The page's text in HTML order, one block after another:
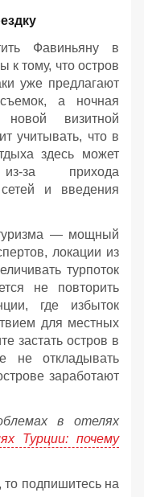
Фавиньяну в
к тому, что остров
уже предлагают
а ночная
новой визитной
учитывать, что в
здесь может
за прихода
и введения
— мощный
локации из
турпоток
не повторить
где избыток
для местных
застать остров в
не откладывать
заработают
в отелях
Турции: почему
то подпишитесь на